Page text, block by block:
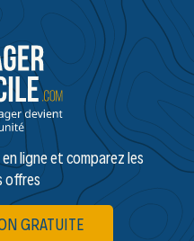
ligne et comparez les
offres
GRATUITE